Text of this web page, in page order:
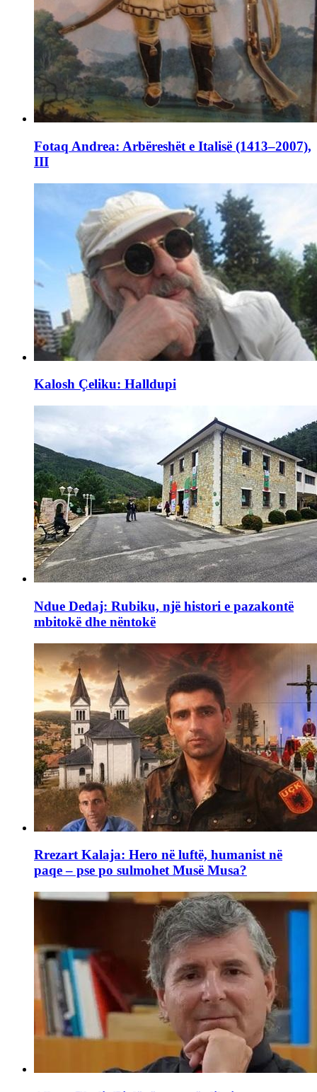
Fotaq Andrea: Arbëreshët e Italisë (1413–2007),
III
Kalosh Çeliku: Halldupi
Ndue Dedaj: Rubiku, një histori e pazakontë
mbitokë dhe nëntokë
Rrezart Kalaja: Hero në luftë, humanist në
paqe – pse po sulmohet Musë Musa?